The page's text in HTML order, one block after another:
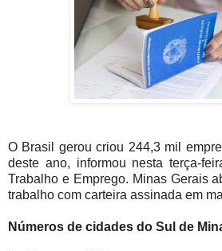
O Brasil gerou criou 244,3 mil
deste ano, informou nesta terça-
Trabalho e Emprego. Minas Gerais
trabalho com carteira assinada em
Números de cidades do Sul de